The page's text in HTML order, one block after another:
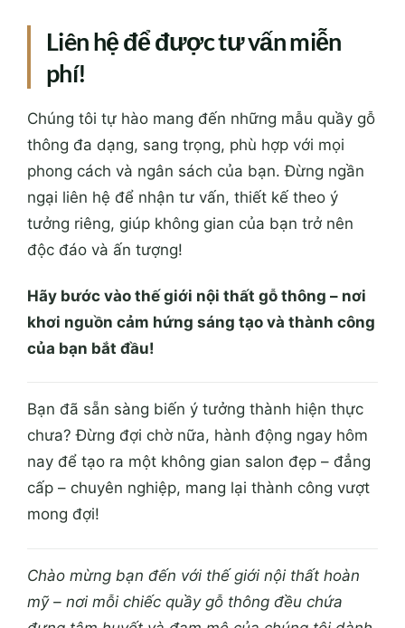
Liên hệ để được tư vấn miễn
phí!
Chúng tôi tự hào mang đến những mẫu quầy gỗ
thông đa dạng, sang trọng, phù hợp với mọi
phong cách và ngân sách của bạn. Đừng ngần
ngại liên hệ để nhận tư vấn, thiết kế theo ý
tưởng riêng, giúp không gian của bạn trở nên
độc đáo và ấn tượng!
Hãy bước vào thế giới nội thất gỗ thông – nơi
khơi nguồn cảm hứng sáng tạo và thành công
của bạn bắt đầu!
Bạn đã sẵn sàng biến ý tưởng thành hiện thực
chưa? Đừng đợi chờ nữa, hành động ngay hôm
nay để tạo ra một không gian salon đẹp – đẳng
cấp – chuyên nghiệp, mang lại thành công vượt
mong đợi!
Chào mừng bạn đến với thế giới nội thất hoàn
mỹ – nơi mỗi chiếc quầy gỗ thông đều chứa